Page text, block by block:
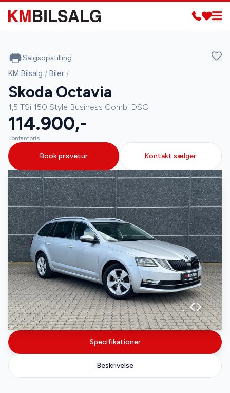
Specifikationer
Beskrivelse
Salgsopstilling
KM Bilsalg / Biler /
Skoda Octavia
1,5 TSi 150 Style Business Combi DSG
114.900,-
Kontantpris
Book prøvetur Kontakt sælger